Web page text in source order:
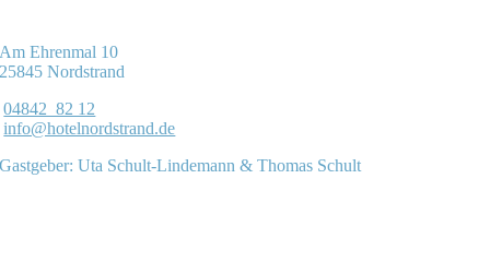
Am Ehrenmal 10
25845 Nordstrand
04842 82 12
info@hotelnordstrand.de
Gastgeber: Uta Schult-Lindemann & Thomas Schult